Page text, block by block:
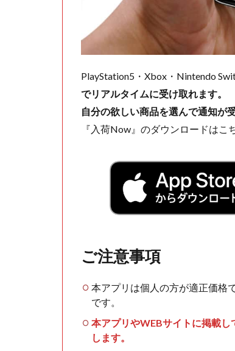
PlayStation5・Xbox・Nintendo
でリアルタイムに受け取れます。
自分の欲しい商品を選んで通知が
『入荷Now』のダウンロードはこ
ご注意事項
本アプリは個人の方が適正価格
です。
本アプリやWEBサイトに掲載
します。